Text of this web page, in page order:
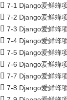
7-1 Django爱鲜蜂
7-2 Django爱鲜蜂
7-3 Django爱鲜蜂
7-4 Django爱鲜蜂
7-5 Django爱鲜蜂
7-6 Django爱鲜蜂
7-7 Django爱鲜蜂
7-8 Django爱鲜蜂